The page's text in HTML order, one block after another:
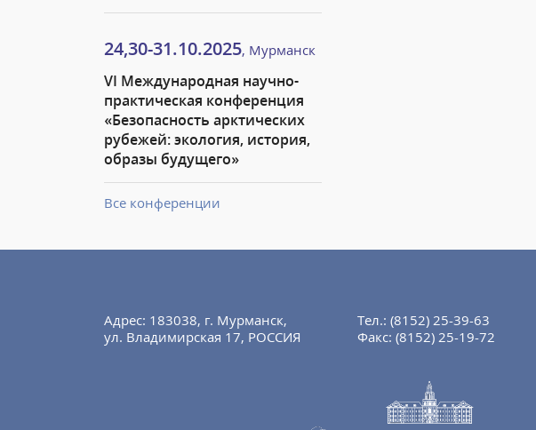
24,30-31.10.2025, Мурманск
VI Международная научно-
практическая конференция
«Безопасность арктических
рубежей: экология, история,
образы будущего»
Все конференции
Адрес: 183038, г. Мурманск,
ул. Владимирская 17, РОССИЯ
Тел.: (8152) 25-39-63
Факс: (8152) 25-19-72